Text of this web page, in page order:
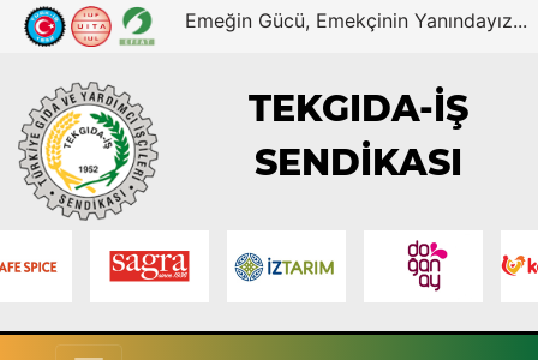
Emeğin Gücü, Emekçinin Yanındayız...
TEKGIDA-İŞ
SENDİKASI